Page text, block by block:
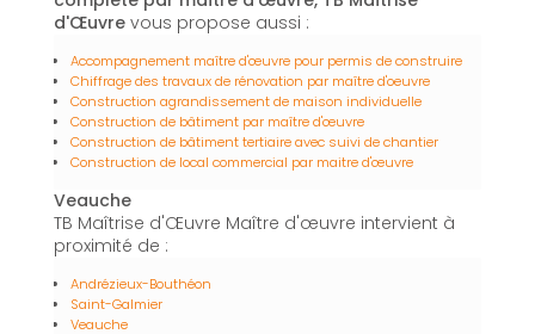
d'Œuvre vous propose aussi :
Accompagnement maître d'œuvre pour permis de construire
Chiffrage des travaux de rénovation par maître d'oeuvre
Construction agrandissement de maison individuelle
Construction de bâtiment par maître d'œuvre
Construction de bâtiment tertiaire avec suivi de chantier
Construction de local commercial par maitre d'œuvre
Veauche
TB Maîtrise d'Œuvre Maître d'œuvre intervient à
proximité de :
Andrézieux-Bouthéon
Saint-Galmier
Veauche